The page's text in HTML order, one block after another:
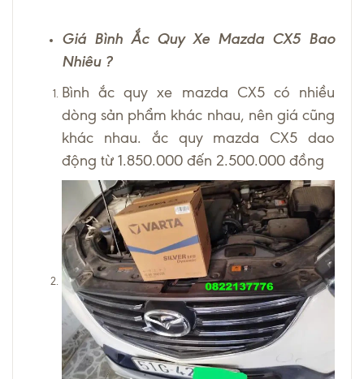
Giá Bình Ắc Quy Xe Mazda CX5 Bao
Nhiêu ?
Bình ắc quy xe mazda CX5 có nhiều
dòng sản phẩm khác nhau, nên giá cũng
khác nhau. ắc quy mazda CX5 dao
động từ 1.850.000 đến 2.500.000 đồng